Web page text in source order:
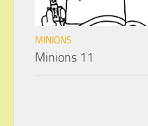
MINIONS
Minions 11